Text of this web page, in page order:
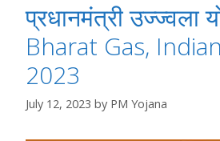
प्रधानमंत्री
Bharat Gas,
2023
July 12, 2023 by PM Yojana